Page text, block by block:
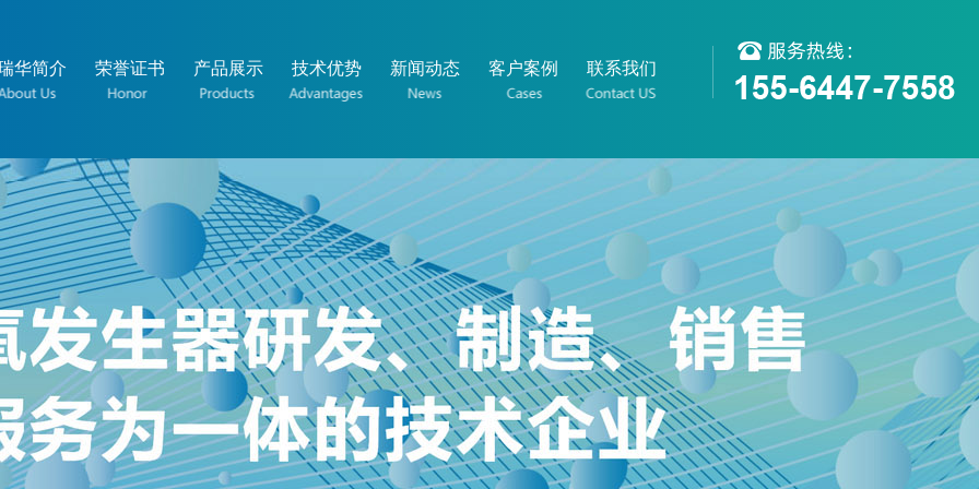
华简介 荣誉证书 产品展示 技术优势 新闻动态 客户案例 联系我们